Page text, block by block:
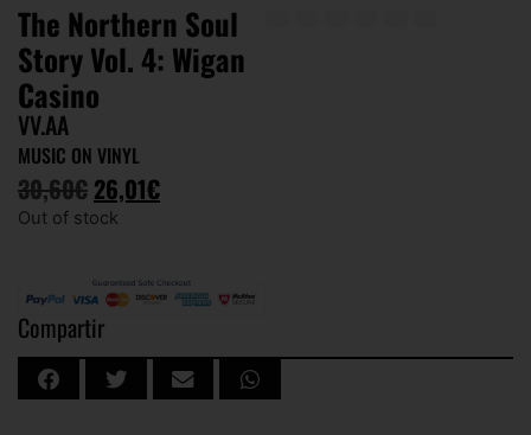
The Northern Soul
Story Vol. 4: Wigan
Casino
VV.AA
MUSIC ON VINYL
30,60€ 26,01€
Out of stock
Compartir